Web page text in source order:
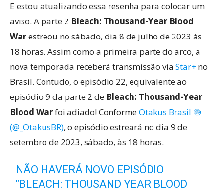
E estou atualizando essa resenha para colocar um
aviso. A parte 2 Bleach: Thousand-Year Blood
Warestreou no sábado, dia 8 de julho de 2023 às
18 horas. Assim como a primeira parte do arco, a
nova temporada receberá transmissão via Star+ no
Brasil. Contudo, o episódio 22, equivalente ao
episódio 9 da parte 2 de Bleach: Thousand-Year
Blood Warfoi adiado! ConformeOtakus Brasil 🍥
(@_OtakusBR), o episódio estreará no dia 9 de
setembro de 2023, sábado, às 18 horas.
NÃO HAVERÁ NOVO EPISÓDIO
"BLEACH: THOUSAND YEAR BLOOD